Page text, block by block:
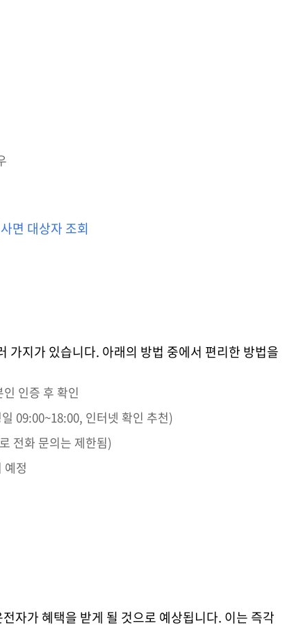
면 대상자 조회
가지가 있습니다. 아래의 방법 중에서 편리한 방법을
인증 후 확인
09:00~18:00, 인터넷 확인 추천)
전화 문의는 제한됨)
예정
자가 혜택을 받게 될 것으로 예상됩니다. 이는 즉각